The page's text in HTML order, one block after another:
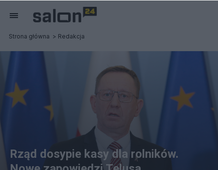
Strona główna Redakcja
Rząd dosypie kasy dla rolników.